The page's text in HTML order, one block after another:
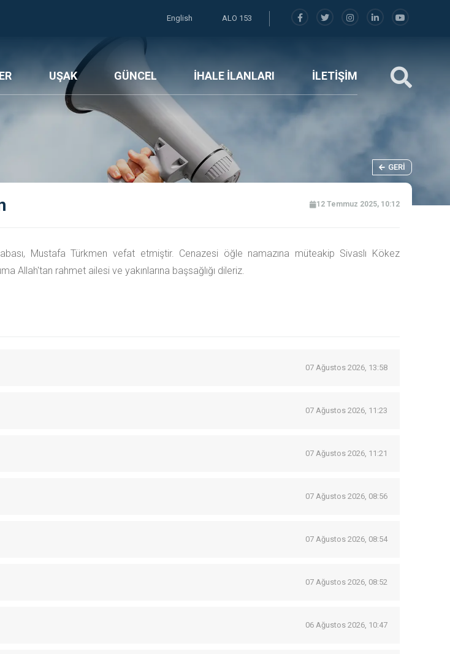
English ALO 153
UŞAK GÜNCEL İHALE İLANLARI İLETİŞİM
GERI
12 Temmuz 2025, 10:12
Mustafa Türkmen vefat etmiştir. Cenazesi öğle namazına müteakip Sivaslı Kökez
Allah'tan rahmet ailesi ve yakınlarına başsağlığı dileriz.
07 Ağustos 2026, 13:58
07 Ağustos 2026, 11:23
07 Ağustos 2026, 11:21
07 Ağustos 2026, 08:56
07 Ağustos 2026, 08:54
07 Ağustos 2026, 08:52
06 Ağustos 2026, 10:47